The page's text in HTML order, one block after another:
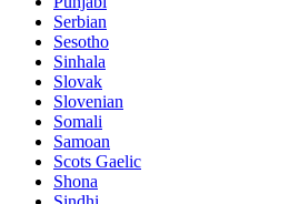
Serbian
Sesotho
Sinhala
Slovak
Slovenian
Somali
Samoan
Scots Gaelic
Shona